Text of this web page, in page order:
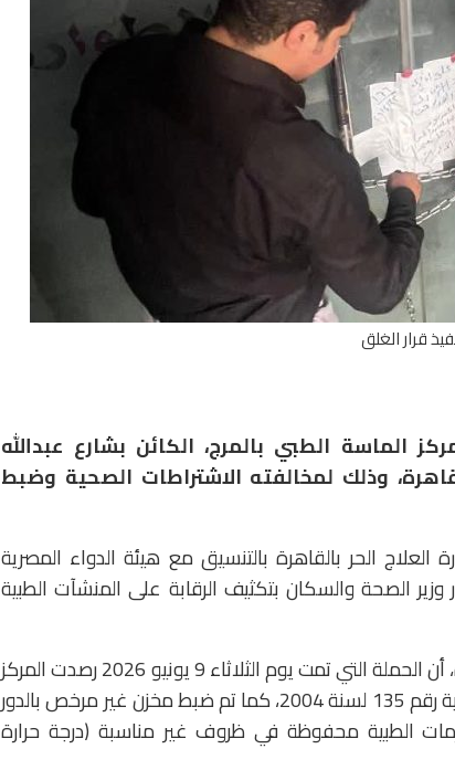
قرار الغلق
الماسة الطبي بالمرج، الكائن بشارع عبدالله
وذلك لمخالفته الاشتراطات الصحية وضبط
الحر بالقاهرة بالتنسيق مع هيئة الدواء المصرية
وزير الصحة والسكان بتكثيف الرقابة على المنشآت الطبية
وأوضح الدكتور حسام عبدالغفار، المتحدث الرسمي للوزارة، أن الحملة التي تمت يوم الثلاثاء 9 يونيو 2026 رصدت المركز
يعمل بدون ترخيص بالمخالفة لقانون تنظيم المنشآت الطبية رقم 135 لسنة 2004، كما تم ضبط مخزن غير مرخص بالدور
الطبية محفوظة في ظروف غير مناسبة (درجة حرارة